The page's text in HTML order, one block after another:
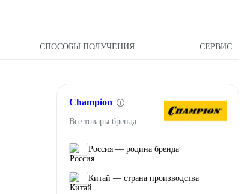
СПОСОБЫ ПОЛУЧЕНИЯ СЕРВИС
Champion
Все товары бренда
Россия — родина бренда
Китай — страна производства